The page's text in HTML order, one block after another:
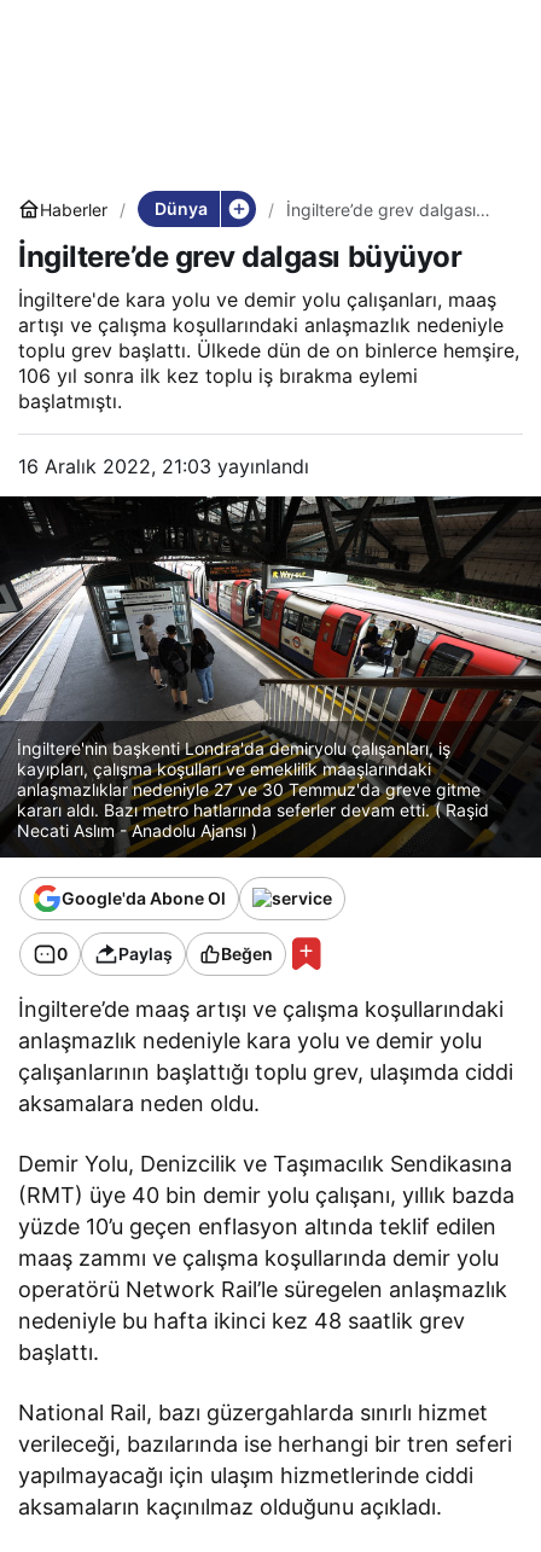
Haberler Dünya
İngiltere’de grev dalgası
İngiltere’de grev dalgası büyüyor
İngiltere'de kara yolu ve demir yolu çalışanları, maaş
artışı ve çalışma koşullarındaki anlaşmazlık nedeniyle
toplu grev başlattı. Ülkede dün de on binlerce hemşire,
106 yıl sonra ilk kez toplu iş bırakma eylemi
başlatmıştı.
16 Aralık 2022, 21:03 yayınlandı
İngiltere'nin başkenti Londra'da demiryolu çalışanları, iş
kayıpları, çalışma koşulları ve emeklilik maaşlarındaki
anlaşmazlıklar nedeniyle 27 ve 30 Temmuz'da greve gitme
kararı aldı. Bazı metro hatlarında seferler devam etti. ( Raşid
Necati Aslım - Anadolu Ajansı )
Google'da Abone Ol
0 Paylaş Beğen
İngiltere’de maaş artışı ve çalışma koşullarındaki
anlaşmazlık nedeniyle kara yolu ve demir yolu
çalışanlarının başlattığı toplu grev, ulaşımda ciddi
aksamalara neden oldu.
Demir Yolu, Denizcilik ve Taşımacılık Sendikasına
(RMT) üye 40 bin demir yolu çalışanı, yıllık bazda
yüzde 10’u geçen enflasyon altında teklif edilen
maaş zammı ve çalışma koşullarında demir yolu
operatörü Network Rail’le süregelen anlaşmazlık
nedeniyle bu hafta ikinci kez 48 saatlik grev
başlattı.
National Rail, bazı güzergahlarda sınırlı hizmet
verileceği, bazılarında ise herhangi bir tren seferi
yapılmayacağı için ulaşım hizmetlerinde ciddi
aksamaların kaçınılmaz olduğunu açıkladı.